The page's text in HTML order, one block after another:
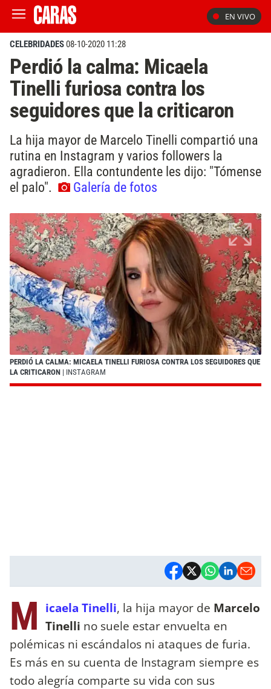
EN VIVO
CELEBRIDADES08-10-2020 11:28
Perdió la calma: Micaela
Tinelli furiosa contra los
seguidores que la criticaron
La hija mayor de Marcelo Tinelli compartió una
rutina en Instagram y varios followers la
agradieron. Ella contundente les dijo: "Tómense
el palo".
Galería de fotos
PERDIÓ LA CALMA: MICAELA TINELLI FURIOSA CONTRA LOS SEGUIDORES QUE
LA CRITICARON | INSTAGRAM
M icaela Tinelli, la hija mayor de Marcelo
Tinelli no suele estar envuelta en
polémicas ni escándalos ni ataques de furia.
Es más en su cuenta de Instagram siempre es
todo alegría comparte su vida con sus